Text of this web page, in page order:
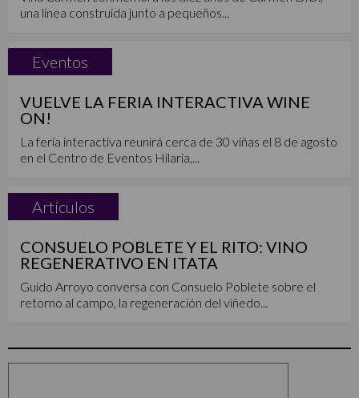
una línea construida junto a pequeños...
Eventos
VUELVE LA FERIA INTERACTIVA WINE
ON!
La feria interactiva reunirá cerca de 30 viñas el 8 de agosto
en el Centro de Eventos Hilaria,...
Artículos
CONSUELO POBLETE Y EL RITO: VINO
REGENERATIVO EN ITATA
Guido Arroyo conversa con Consuelo Poblete sobre el
retorno al campo, la regeneración del viñedo...